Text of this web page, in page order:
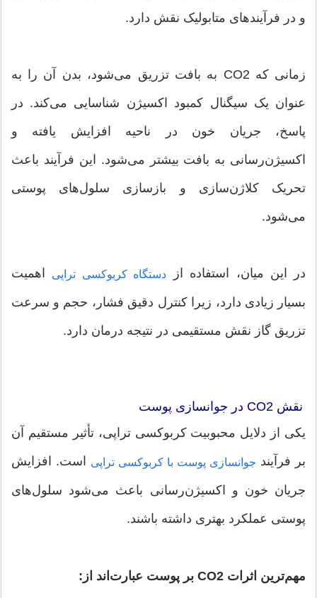
و در فرآیندهای متابولیک نقش دارد.
زمانی که CO2 به بافت تزریق می‌شود، بدن آن را به
عنوان یک سیگنال کمبود اکسیژن شناسایی می‌کند. در
پاسخ، جریان خون در ناحیه افزایش یافته و
اکسیژن‌رسانی به بافت بیشتر می‌شود. این فرآیند باعث
تحریک کلاژن‌سازی و بازسازی سلول‌های پوستی
می‌شود.
در این میان، استفاده از دستگاه کربوکسی تراپی اهمیت
بسیار زیادی دارد، زیرا کنترل دقیق فشار، حجم و سرعت
تزریق گاز نقش مستقیمی در نتیجه درمان دارد.
نقش CO2 در جوانسازی پوست
یکی از دلایل محبوبیت کربوکسی تراپی، تأثیر مستقیم آن
بر فرآیند جوانسازی پوست با کربوکسی تراپی است. افزایش
جریان خون و اکسیژن‌رسانی باعث می‌شود سلول‌های
پوستی عملکرد بهتری داشته باشند.
مهم‌ترین اثرات CO2 بر پوست عبارت‌اند از: